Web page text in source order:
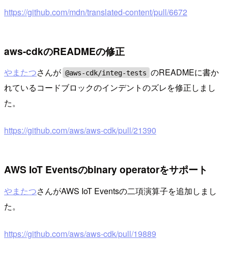
https://github.com/mdn/translated-content/pull/6672
aws-cdkのREADMEの修正
やまたつさんが @aws-cdk/integ-tests のREADMEに書か
れているコードブロックのインデントのズレを修正しまし
た。
https://github.com/aws/aws-cdk/pull/21390
AWS IoT Eventsのbinary operatorをサポート
やまたつさんがAWS IoT Eventsの二項演算子を追加しまし
た。
https://github.com/aws/aws-cdk/pull/19889